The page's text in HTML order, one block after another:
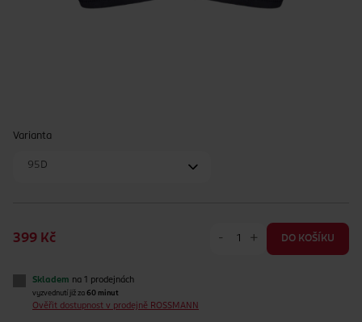
Varianta
95D
399 Kč - + DO KOŠÍKU
Skladem na 1 prodejnách
vyzvednutí již za 60 minut
Ověřit dostupnost v prodejně ROSSMANN